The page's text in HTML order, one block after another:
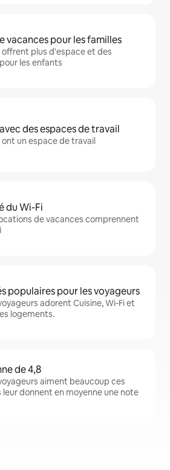
vacances pour les familles
plus d'espace et des
les enfants
des espaces de travail
un espace de travail
du Wi-Fi
de vacances comprennent
populaires pour les voyageurs
adorent Cuisine, Wi-Fi et
logements.
de 4,8
aiment beaucoup ces
leur donnent en moyenne une note